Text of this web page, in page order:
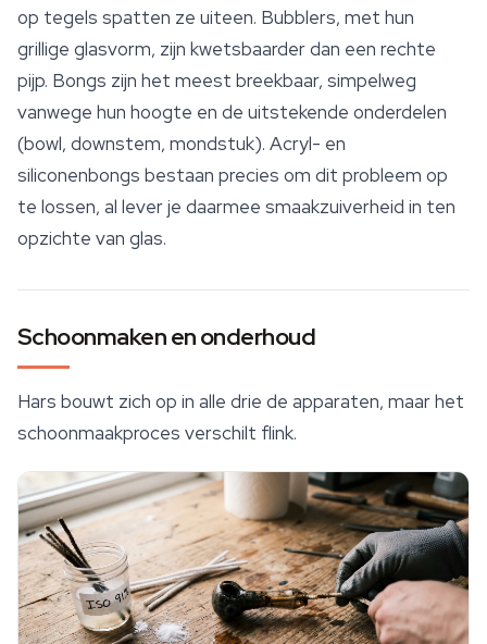
op tegels spatten ze uiteen. Bubblers, met hun
grillige glasvorm, zijn kwetsbaarder dan een rechte
pijp. Bongs zijn het meest breekbaar, simpelweg
vanwege hun hoogte en de uitstekende onderdelen
(bowl, downstem, mondstuk). Acryl- en
siliconenbongs bestaan precies om dit probleem op
te lossen, al lever je daarmee smaakzuiverheid in ten
opzichte van glas.
Schoonmaken en onderhoud
Hars bouwt zich op in alle drie de apparaten, maar het
schoonmaakproces verschilt flink.